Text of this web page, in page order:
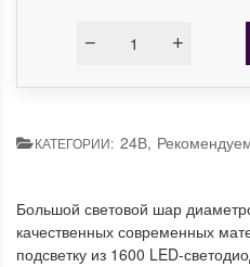
КАТЕГОРИИ: 24В,
Большой световой шар
качественных современных
подсветку из 1600 LED-